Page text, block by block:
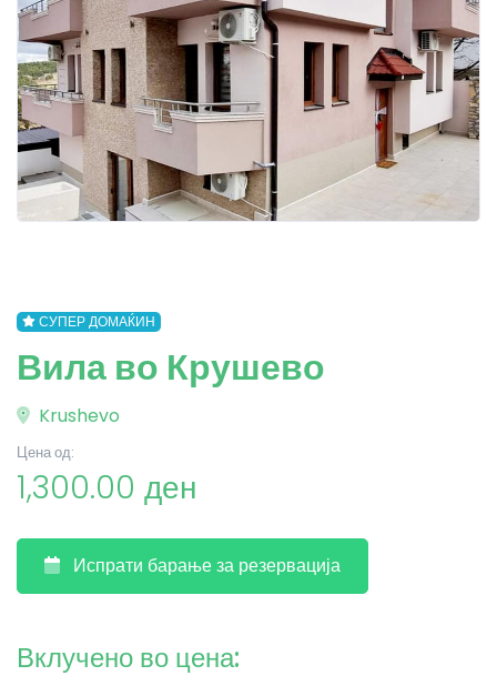
СУПЕР ДОМАЌИН
Вила во Крушево
Krushevo
Цена од:
1,300.00 ден
Испрати барање за резервација
Вклучено во цена: